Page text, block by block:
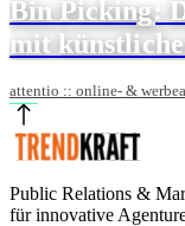
Bin Picking:
mit
attentio :: online- &
Public Relations &
für innovative